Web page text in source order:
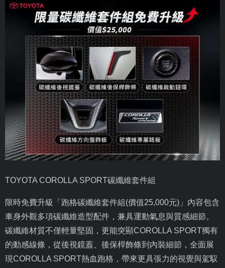
TOYOTA COROLLA SPORT碳纖維套件組
限時免費升級「跑格碳纖維套件組 (價值25,000元) 」內容包含
車身外觀多項碳纖維造型配件，兼具運動氣息與質感細節。
碳纖維材質不僅輕量堅固，更能突顯COROLLA SPORT獨有
的動感線條，從後視鏡蓋、後保桿飾條到內裝細節，全面展
現COROLLA SPORT熱血跑格，帶來更具張力的視覺與駕馭